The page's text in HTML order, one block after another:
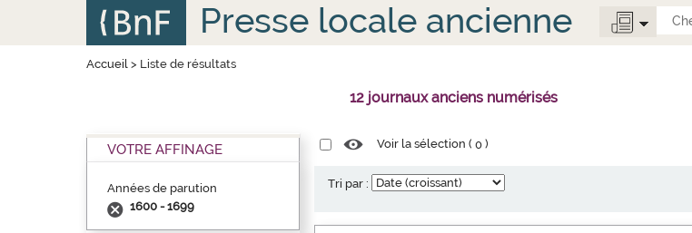
Presse locale ancienne
Accueil> Liste de résultats
12 journaux anciens numérisés
VOTRE AFFINAGE
Années de parution
1600 - 1699
Voir la sélection (0 )
Tri par :
Panneau de gestion des cookies